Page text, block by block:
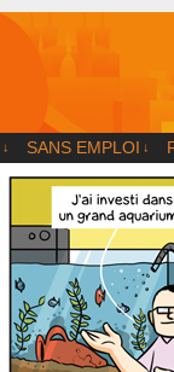
↓ SANS EMPLOI ↓